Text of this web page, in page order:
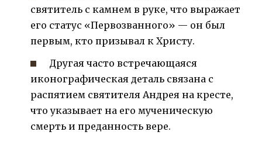
святитель с камнем в руке, что выражает
его статус «Первозванного» — он был
первым, кто призывал к Христу.
Другая часто встречающаяся
иконографическая деталь связана с
распятием святителя Андрея на кресте,
что указывает на его мученическую
смерть и преданность вере.